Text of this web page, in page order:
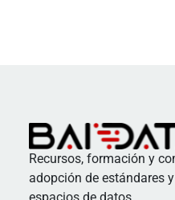
Recursos, formación y
adopción de estándares